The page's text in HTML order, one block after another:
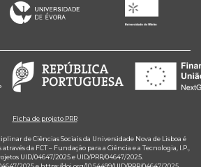
Ficha de projeto PRR
de Ciências Sociais da Universidade Nova de Lisboa é
da FCT – Fundação para a Ciência e a Tecnologia, I.P.,
UID/04647/2025 e UID/PRR/04647/2025.